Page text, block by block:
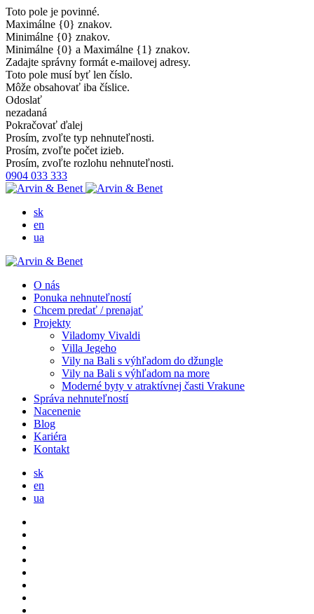
Toto pole je povinné.
Maximálne {0} znakov.
Minimálne {0} znakov.
Minimálne {0} a Maximálne {1} znakov.
Zadajte správny formát e-mailovej adresy.
Toto pole musí byť len číslo.
Môže obsahovať iba číslice.
Odoslať
nezadaná
Pokračovať ďalej
Prosím, zvoľte typ nehnuteľnosti.
Prosím, zvoľte počet izieb.
Prosím, zvoľte rozlohu nehnuteľnosti.
0904 033 333
sk
en
ua
O nás
Ponuka nehnuteľností
Chcem predať / prenajať
Projekty
Viladomy Vivaldi
Villa Jegeho
Vily na Bali s výhľadom do džungle
Vily na Bali s výhľadom na more
Moderné byty v atraktívnej časti Vrakune
Správa nehnuteľností
Nacenenie
Blog
Kariéra
Kontakt
sk
en
ua